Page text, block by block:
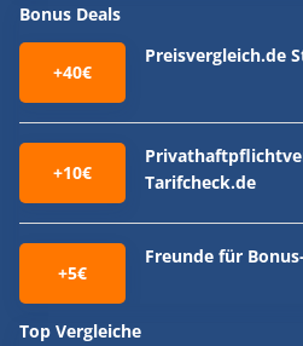
Bonus Deals
+40€
Preisvergleich.de
+10€
Tarifcheck.de
+5€
Freunde für
Top Vergleiche